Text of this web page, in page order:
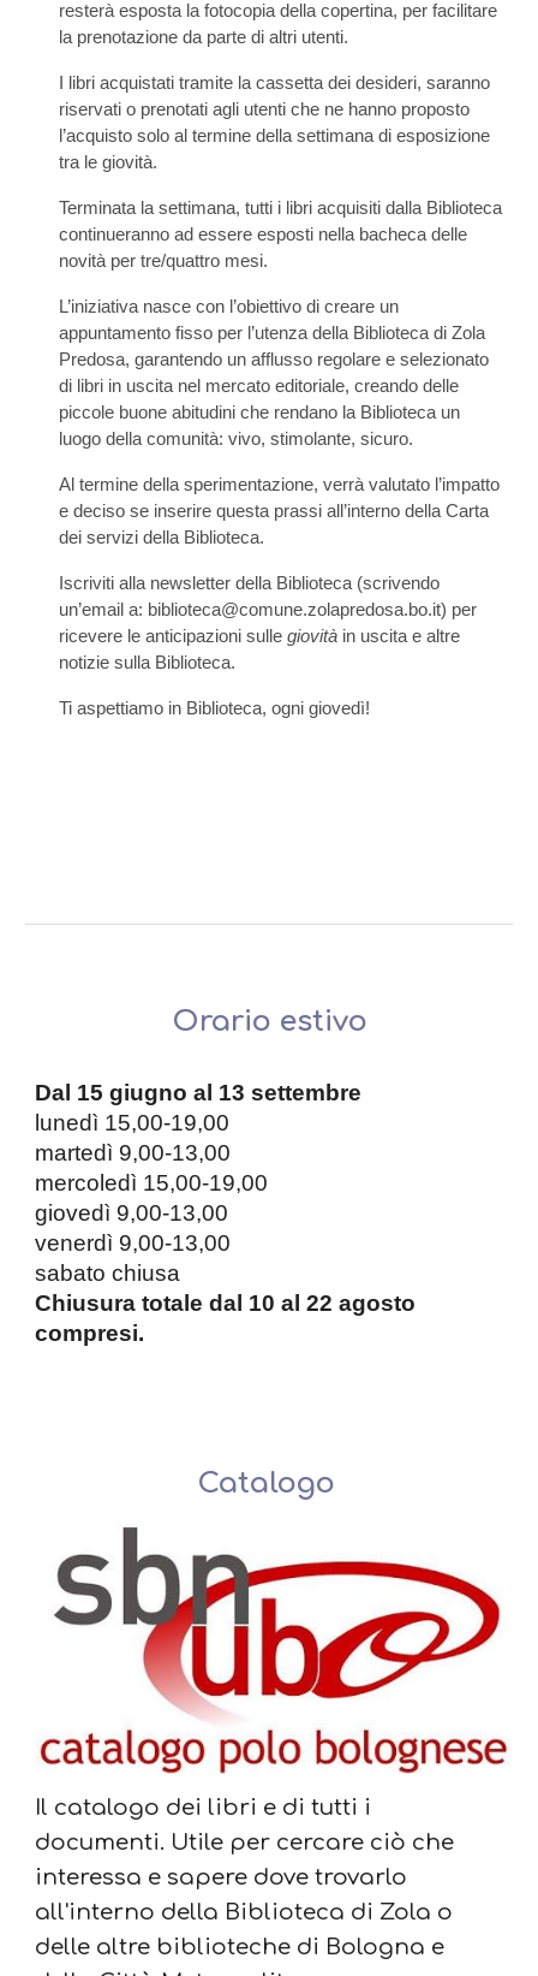
resterà esposta la fotocopia della copertina, per facilitare
la prenotazione da parte di altri utenti.
I libri acquistati tramite la cassetta dei desideri, saranno
riservati o prenotati agli utenti che ne hanno proposto
l’acquisto solo al termine della settimana di esposizione
tra le giovità.
Terminata la settimana, tutti i libri acquisiti dalla Biblioteca
continueranno ad essere esposti nella bacheca delle
novità per tre/quattro mesi.
L’iniziativa nasce con l’obiettivo di creare un
appuntamento fisso per l’utenza della Biblioteca di Zola
Predosa, garantendo un afflusso regolare e selezionato
di libri in uscita nel mercato editoriale, creando delle
piccole buone abitudini che rendano la Biblioteca un
luogo della comunità: vivo, stimolante, sicuro.
Al termine della sperimentazione, verrà valutato l’impatto
e deciso se inserire questa prassi all’interno della Carta
dei servizi della Biblioteca.
Iscriviti alla newsletter della Biblioteca (scrivendo
un’email a: biblioteca@comune.zolapredosa.bo.it) per
ricevere le anticipazioni sullegiovità in uscita e altre
notizie sulla Biblioteca.
Ti aspettiamo in Biblioteca, ogni giovedì!
Orario estivo
Dal 15 giugno al 13 settembre
lunedì 15,00-19,00
martedì 9,00-13,00
mercoledì 15,00-19,00
giovedì 9,00-13,00
venerdì 9,00-13,00
sabato chiusa
Chiusura totale dal 10 al 22 agosto
compresi.
Catalogo
Il catalogo dei libri e di tutti i
documenti. Utile per cercare ciò che
interessa e sapere dove trovarlo
all'interno della Biblioteca di Zola o
delle altre biblioteche di Bologna e